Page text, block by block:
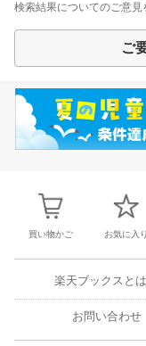
検索結果についてのご意見
ご
買い物かご お気に入り
楽天ブックスと
お問い合わせ